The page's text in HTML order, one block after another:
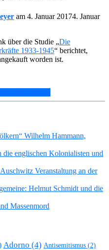
am 4. Januar 20174. Januar
über die Studie „Die
1933-1945“ berichtet,
worden ist.
Wilhelm Hammann,
die englischen Kolonialisten und
Veranstaltung an der
Helmut Schmidt und die
Massenmord
Adorno (4) Antisemitismus (2)